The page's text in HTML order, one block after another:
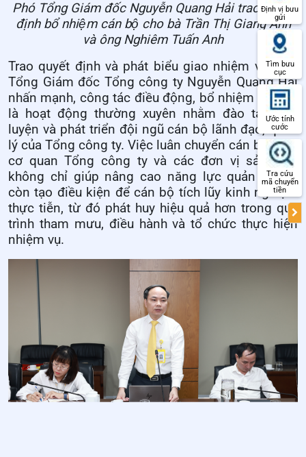
Phó Tổng Giám đốc Nguyễn Quang Hải trao quyết
định bổ nhiệm cán bộ cho bà Trần Thị Giang Anh
và ông Nghiêm Tuấn Anh
Trao quyết định và phát biểu giao nhiệm vụ, Phó
Tổng Giám đốc Tổng công ty Nguyễn Quang Hải
nhấn mạnh, công tác điều động, bổ nhiệm cán bộ
là hoạt động thường xuyên nhằm đào tạo, rèn
luyện và phát triển đội ngũ cán bộ lãnh đạo, quản
lý của Tổng công ty. Việc luân chuyển cán bộ giữa
cơ quan Tổng công ty và các đơn vị sản xuất
không chỉ giúp nâng cao năng lực quản trị mà
còn tạo điều kiện để cán bộ tích lũy kinh nghiệm
thực tiễn, từ đó phát huy hiệu quả hơn trong quá
trình tham mưu, điều hành và tổ chức thực hiện
nhiệm vụ.
Định vị bưu
gửi
Tìm bưu
cục
Ước tính
cước
Tra cứu
mã chuyển
tiền